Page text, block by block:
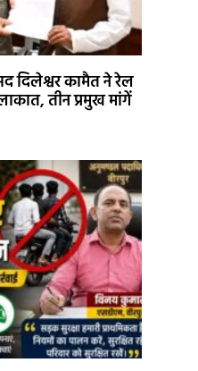
दिलेश्वर कामैत ने रेल
तीन प्रमुख मांगें